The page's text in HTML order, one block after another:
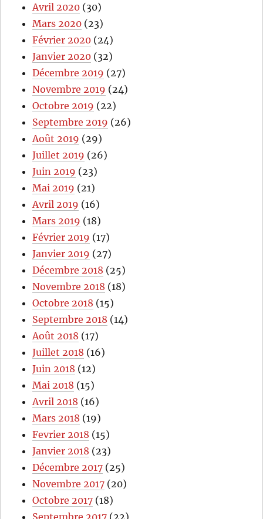
Avril 2020 (30)
Mars 2020 (23)
Février 2020 (24)
Janvier 2020 (32)
Décembre 2019 (27)
Novembre 2019 (24)
Octobre 2019 (22)
Septembre 2019 (26)
Août 2019 (29)
Juillet 2019 (26)
Juin 2019 (23)
Mai 2019 (21)
Avril 2019 (16)
Mars 2019 (18)
Février 2019 (17)
Janvier 2019 (27)
Décembre 2018 (25)
Novembre 2018 (18)
Octobre 2018 (15)
Septembre 2018 (14)
Août 2018 (17)
Juillet 2018 (16)
Juin 2018 (12)
Mai 2018 (15)
Avril 2018 (16)
Mars 2018 (19)
Fevrier 2018 (15)
Janvier 2018 (23)
Décembre 2017 (25)
Novembre 2017 (20)
Octobre 2017 (18)
Septembre 2017 (22)